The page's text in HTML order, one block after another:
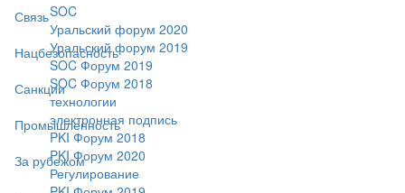
Связь
Нацбезопасность
Санкции
Промышленность
За рубежом
SOC
Уральский форум 2020
Уральский форум 2019
SOC Форум 2019
SOC Форум 2018
технологии
электронная подпись
PKI Форум 2018
PKI Форум 2020
Регулирование